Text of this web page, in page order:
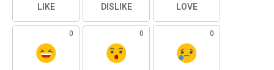
LIKE DISLIKE LOVE
0 0 0